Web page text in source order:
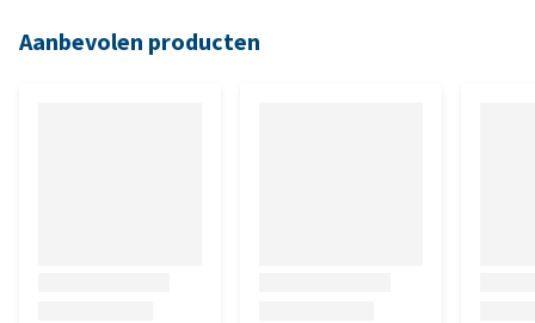
Aanbevolen producten